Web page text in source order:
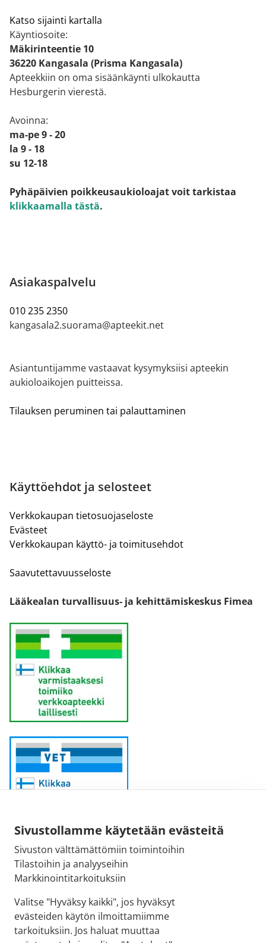
Sivustollamme käytetään evästeitä
Sivuston välttämättömiin toimintoihin
Tilastoihin ja analyyseihin
Markkinointitarkoituksiin
Valitse "Hyväksy kaikki", jos hyväksyt
evästeiden käytön ilmoittamiimme
tarkoituksiin. Jos haluat muuttaa
Katso sijainti kartalla
Käyntiosoite:
Mäkirinteentie 10
36220 Kangasala (Prisma Kangasala)
Apteekkiin on oma sisäänkäynti ulkokautta
Hesburgerin vierestä.
Avoinna:
ma-pe 9 - 20
la 9 - 18
su 12-18
Pyhäpäivien poikkeusaukioloajat voit tarkistaa
klikkaamalla tästä.
Asiakaspalvelu
010 235 2350
kangasala2.suorama@apteekit.net
Asiantuntijamme vastaavat kysymyksiisi apteekin
aukioloaikojen puitteissa.
Tilauksen peruminen tai palauttaminen
Käyttöehdot ja selosteet
Verkkokaupan tietosuojaseloste
Evästeet
Verkkokaupan käyttö- ja toimitusehdot
Saavutettavuusseloste
Lääkealan turvallisuus- ja kehittämiskeskus Fimea
Sähköpostiosoite:
kirjaamo@fimea.fi
Fimean vaihde:
029 522 3341